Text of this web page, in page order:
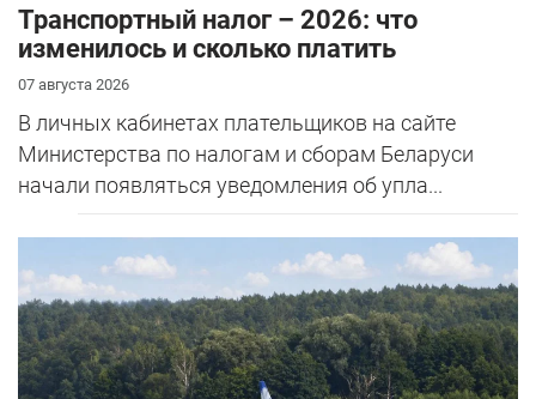
Транспортный налог – 2026: что
изменилось и сколько платить
07 августа 2026
В личных кабинетах плательщиков на сайте
Министерства по налогам и сборам Беларуси
начали появляться уведомления об упла...